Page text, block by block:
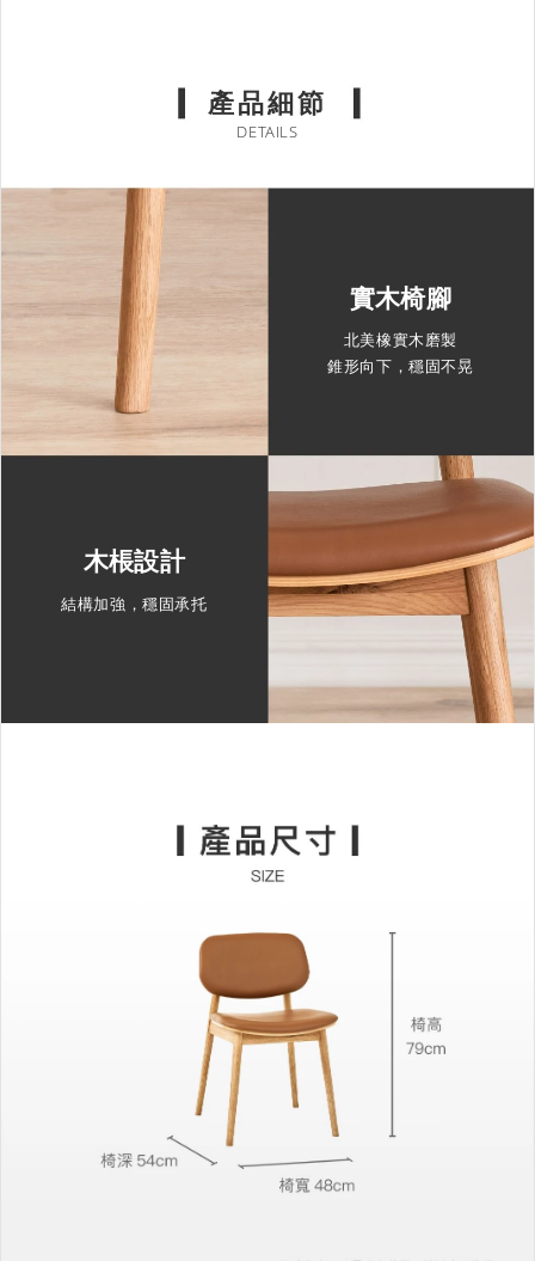
產品細節
DETAILS
實木椅腳
北美橡實木磨製
錐形向下，穩固不晃
木棖設計
結構加強，穩固承托